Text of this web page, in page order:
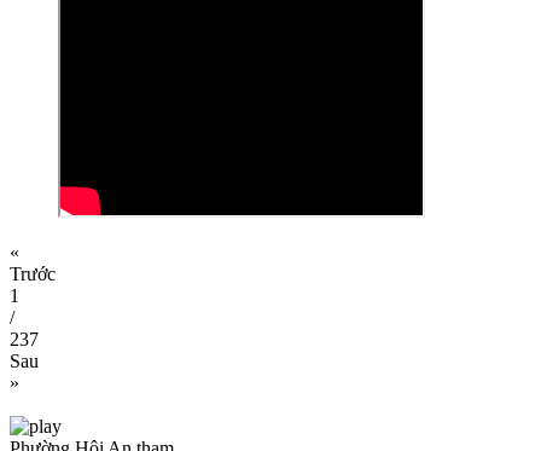
«
Trước
1
/
237
Sau
»